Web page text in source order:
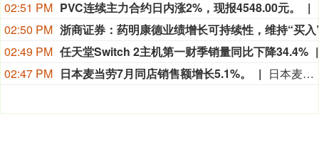
02:51 PM PVC连续主力合约日内涨2%，现报4548.00元。
02:50 PM
02:49 PM 任天堂Switch 2主机第一财季销量同比下降34.4%
02:47 PM 日本麦当劳7月同店销售额增长5.1%。 日本麦当劳7月同店销售额增长5.1%。